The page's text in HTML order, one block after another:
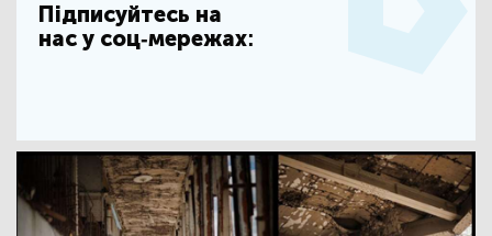
Підписуйтесь на
нас у соц-мережах: